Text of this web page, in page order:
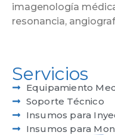
imagenología
resonancia,
Servicios
Equipamiento
Soporte Técnico
Insumos para
Insumos para